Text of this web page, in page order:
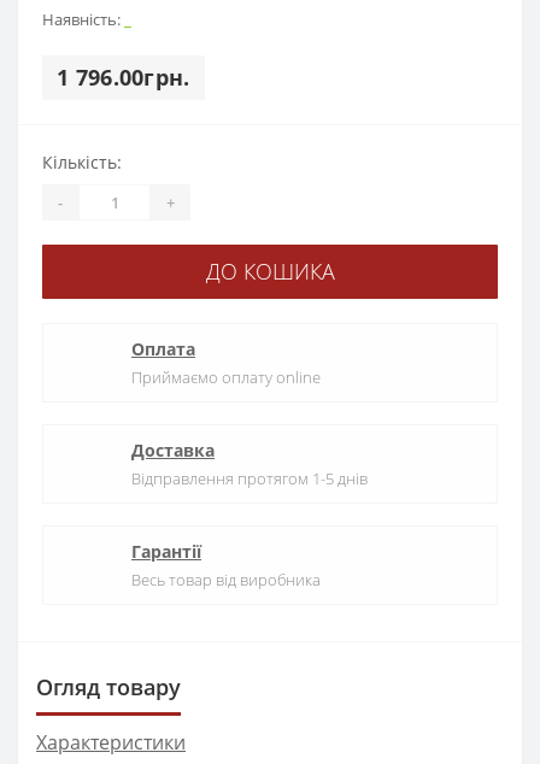
Наявність:
1 796.00грн.
Кількість:
- +
ДО КОШИКА
Оплата
Приймаємо оплату online
Доставка
Відправлення протягом 1-5 днів
Гарантії
Весь товар від виробника
Огляд товару
Характеристики